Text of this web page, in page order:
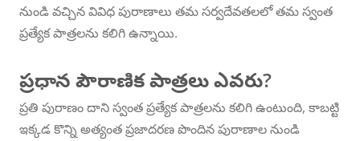
నుండి వచ్చిన వివిధ పురాణాలు తమ సర్వదేవతలలో తమ స్వంత
ప్రత్యేక పాత్రలను కలిగి ఉన్నాయి.
ప్రధాన పౌరాణిక పాత్రలు ఎవరు?
ప్రతి పురాణం దాని స్వంత ప్రత్యేక పాత్రలను కలిగి ఉంటుంది, కాబట్టి
ఇక్కడ కొన్ని అత్యంత ప్రజాదరణ పొందిన పురాణాల నుండి